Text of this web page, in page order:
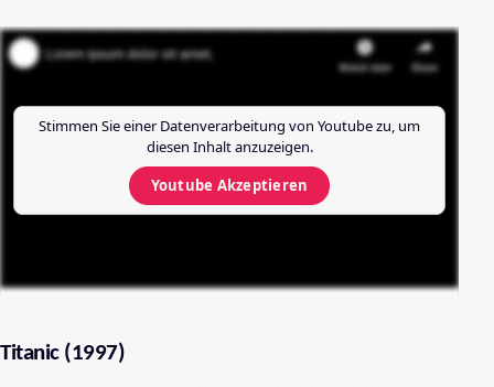
Stimmen Sie einer Datenverarbeitung von Youtubezu, um
diesen Inhalt anzuzeigen.
Youtube Akzeptieren
Titanic (1997)